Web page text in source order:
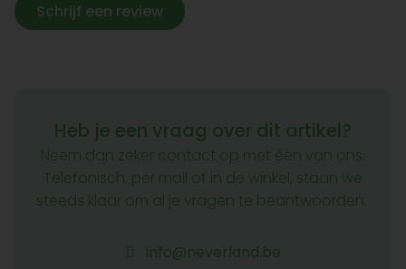
Schrijf een review
Heb je een vraag over dit artikel?
Neem dan zeker contact op met één van ons.
Telefonisch, per mail of in de winkel, staan we
steeds klaar om al je vragen te beantwoorden.
info@neverland.be